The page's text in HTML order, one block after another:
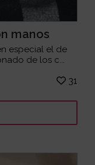
manos
especial el de
de los c...
31